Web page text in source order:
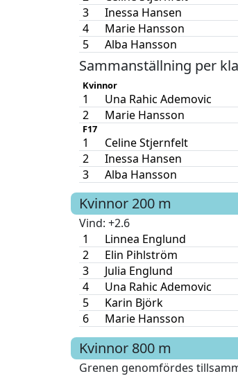
3
Inessa Hansen
4
Marie Hansson
5
Alba Hansson
Sammanställning per
Kvinnor
1 Una Rahic Ademovic
2
Marie Hansson
F17
1 Celine Stjernfelt
2
Inessa Hansen
3
Alba Hansson
Kvinnor 200 m
Vind: +2.6
1
Linnea Englund
2
Elin Pihlström
3
Julia Englund
4
Una Rahic Ademovic
5
Karin Björk
6
Marie Hansson
Kvinnor 800 m
Grenen genomfördes